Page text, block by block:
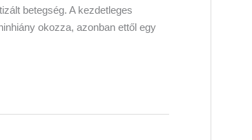
betegség. A kezdetleges
okozza, azonban ettől egy